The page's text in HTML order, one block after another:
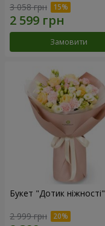
3 058 грн
Замовити
Букет "Дотик ніжності"
2 999 грн